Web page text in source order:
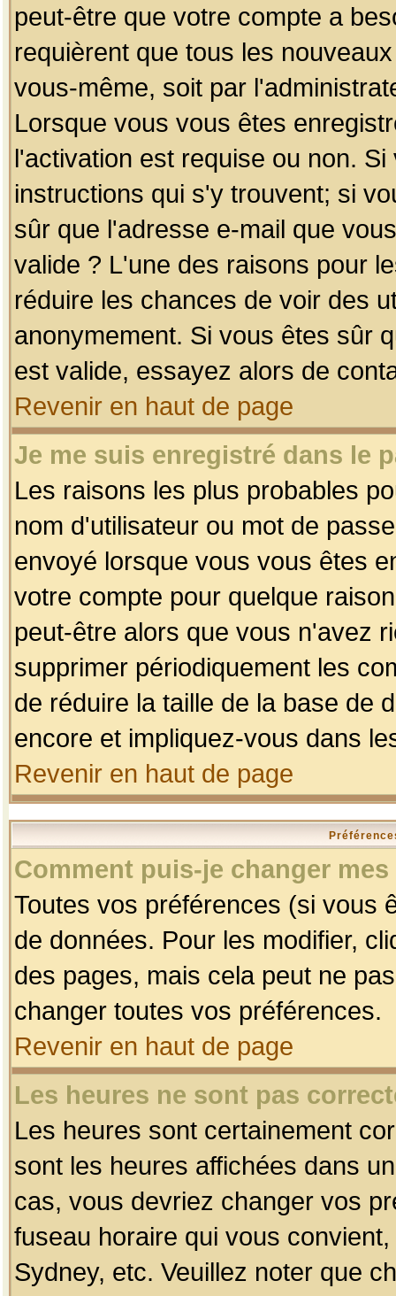
peut-être que votre compte a
requièrent que tous les
vous-même, soit par
Lorsque vous vous êtes
l'activation est requise ou non.
instructions qui s'y trouvent; si
sûr que l'adresse e-mail que
valide ? L'une des raisons pour
réduire les chances de voir des
anonymement. Si vous êtes sûr
est valide, essayez alors de
Revenir en haut de page
Je me suis enregistré dans le
Les raisons les plus probables
nom d'utilisateur ou mot de
envoyé lorsque vous vous êtes
votre compte pour quelque
peut-être alors que vous n'avez
supprimer périodiquement les
de réduire la taille de la base de
encore et impliquez-vous dans
Revenir en haut de page
Comment puis-je changer
Toutes vos préférences (si vous
de données. Pour les modifier,
des pages, mais cela peut ne
changer toutes vos préférences.
Revenir en haut de page
Les heures ne sont pas
Les heures sont certainement
sont les heures affichées dans
cas, vous devriez changer vos
fuseau horaire qui vous
Sydney, etc. Veuillez noter que